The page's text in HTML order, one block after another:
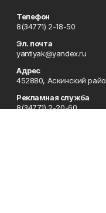
Телефон
8(34771) 2-18-50
Эл. почта
yantiyak@yandex.ru
Адрес
452880, Аскинский
Рекламная служба
8(34771) 2-20-60